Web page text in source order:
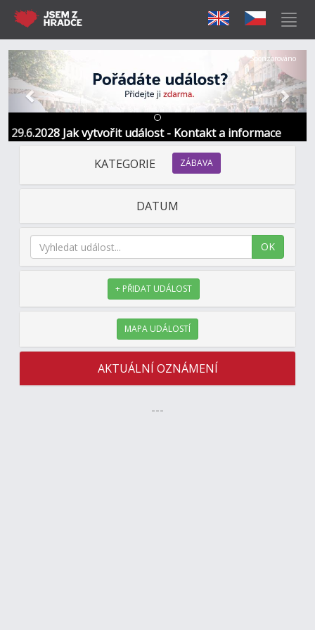
29.6.2028 Jak vytvořit událost - Kontakt a informace
Předchozí Další
Sponzorováno
KATEGORIE ZÁBAVA
DATUM
OK
+ PŘIDAT UDÁLOST
MAPA UDÁLOSTÍ
AKTUÁLNÍ OZNÁMENÍ
---